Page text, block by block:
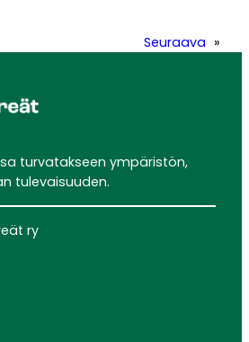
Seuraava »
turvatakseen ympäristön,
tulevaisuuden.
ry